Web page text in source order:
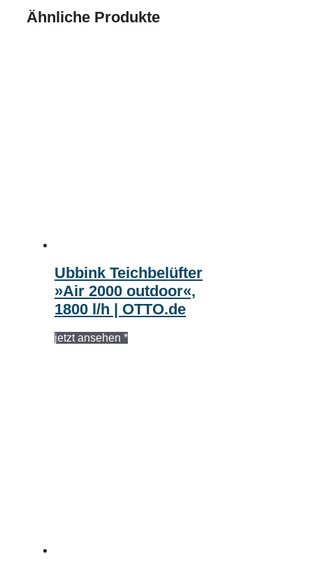
Ähnliche Produkte
Ubbink Teichbelüfter
»Air 2000 outdoor«,
1800 l/h | OTTO.de
jetzt ansehen *